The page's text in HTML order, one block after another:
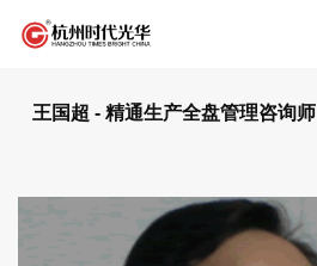
王国超 - 精通生产全盘管理咨询师